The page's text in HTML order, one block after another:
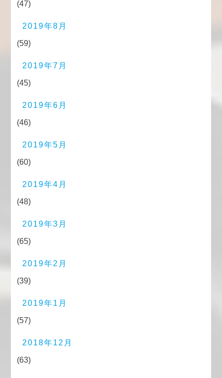
(47)
2019年8月
(59)
2019年7月
(45)
2019年6月
(46)
2019年5月
(60)
2019年4月
(48)
2019年3月
(65)
2019年2月
(39)
2019年1月
(57)
2018年12月
(63)